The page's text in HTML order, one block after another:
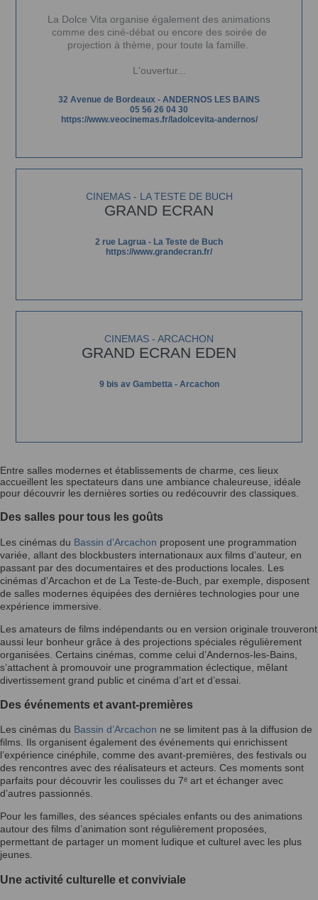
La Dolce Vita organise également des animations
comme des ciné-débat ou encore des soirée de
projection à thème, pour toute la famille.
L'ouvertur...
32 Avenue de Bordeaux - ANDERNOS LES BAINS
05 56 26 04 30
https://www.veocinemas.fr/ladolcevita-andernos/
CINEMAS - LA TESTE DE BUCH
GRAND ECRAN
2 rue Lagrua - La Teste de Buch
https://www.grandecran.fr/
CINEMAS - ARCACHON
GRAND ECRAN EDEN
9 bis av Gambetta - Arcachon
Entre salles modernes et établissements de charme, ces lieux
accueillent les spectateurs dans une ambiance chaleureuse, idéale
pour découvrir les dernières sorties ou redécouvrir des classiques.
Des salles pour tous les goûts
Les cinémas du Bassin d’Arcachon proposent une programmation
variée, allant des blockbusters internationaux aux films d’auteur, en
passant par des documentaires et des productions locales. Les
cinémas d’Arcachon et de La Teste-de-Buch, par exemple, disposent
de salles modernes équipées des dernières technologies pour une
expérience immersive.
Les amateurs de films indépendants ou en version originale trouveront
aussi leur bonheur grâce à des projections spéciales régulièrement
organisées. Certains cinémas, comme celui d’Andernos-les-Bains,
s’attachent à promouvoir une programmation éclectique, mêlant
divertissement grand public et cinéma d’art et d’essai.
Des événements et avant-premières
Les cinémas du Bassin d’Arcachon ne se limitent pas à la diffusion de
films. Ils organisent également des événements qui enrichissent
l’expérience cinéphile, comme des avant-premières, des festivals ou
des rencontres avec des réalisateurs et acteurs. Ces moments sont
parfaits pour découvrir les coulisses du 7ᵉ art et échanger avec
d’autres passionnés.
Pour les familles, des séances spéciales enfants ou des animations
autour des films d’animation sont régulièrement proposées,
permettant de partager un moment ludique et culturel avec les plus
jeunes.
Une activité culturelle et conviviale